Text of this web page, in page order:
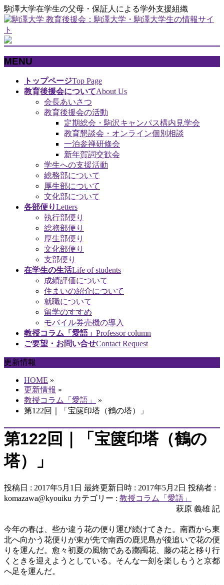
駒澤大学在学生の父母・保証人による学外支援組織
MENU
トップページTop Page
教育後援会についてAbout Us
会長あいさつ
教育後援会の活動
定期総会・駒沢キャンパス構内見学会
教育懇談会・オンライン個別相談
一泊参禅研修会
新年賀詞交歓会
学生への支援活動
総務部について
厚生部について
文化部について
各部便りLetters
執行部便り
総務部便り
厚生部便り
文化部便り
支部便り
在学生の生活Life of students
成績評価について
住まいの紹介について
就職について
留学のすすめ
モバイル券売機の導入
教授コラム「愛語」 Professor column
ご要望・お問い合せContact Request
更新情報
HOME »
更新情報 »
教授コラム「愛語」
»
第122回｜「宝篋印塔（鶴の塔）」
第122回｜「宝篋印塔（鶴の
塔）」
投稿日 : 2017年5月1日 最終更新日時 : 2017年5月2日 投稿者 :
komazawa@kyouiku カテゴリー : 教授コラム「愛語」
萩原 義雄 記
今年の春は、些か違う花の便り運び続けてきた。南西から東
北へ向かう花便りが東が先で南西の鹿児島が後追いで花の便
りを運んだ。愈々初夏の風物である躑躅花、藤の花と移り行
くときを迎えようとしている。そんな一刻を楽しもうと京都
へ足を運んだ。